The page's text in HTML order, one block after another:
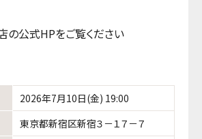
公式HPをご覧ください
2026年7月10日(金) 19:00
東京都新宿区新宿３－１７－７